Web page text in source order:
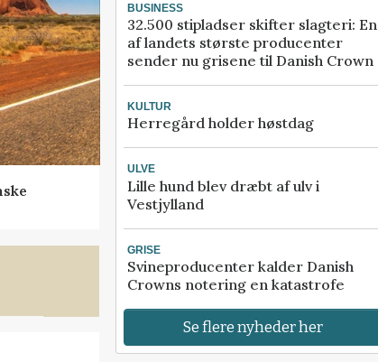
BUSINESS
32.500 stipladser skifter slagteri: En
af landets største producenter
sender nu grisene til Danish Crown
KULTUR
Herregård holder høstdag
ULVE
Lille hund blev dræbt af ulv i
Vestjylland
GRISE
Svineproducenter kalder Danish
Crowns notering en katastrofe
Se flere nyheder her